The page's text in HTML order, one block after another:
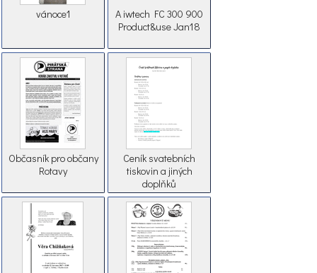
vánoce1
A iwtech FC 300 900
Product&use Jan18
Občasník pro občany
Rotavy
Ceník svatebních
tiskovin a jiných
doplňků